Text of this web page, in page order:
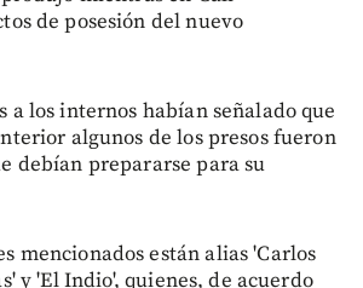
de posesión del nuevo
a los internos habían señalado que
algunos de los presos fueron
debían prepararse para su
mencionados están alias 'Carlos
y 'El Indio', quienes, de acuerdo